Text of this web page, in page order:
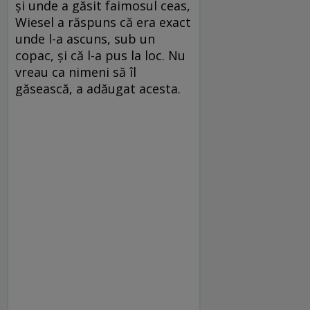
și unde a găsit faimosul ceas,
Wiesel a răspuns că era exact
unde l-a ascuns, sub un
copac, și că l-a pus la loc. Nu
vreau ca nimeni să îl
găsească, a adăugat acesta.